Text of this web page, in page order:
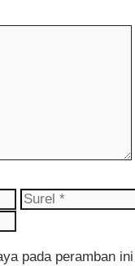
Surel
pada peramban